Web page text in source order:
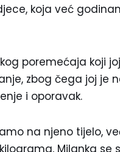
koja već
poremećaja koji
zbog čega joj je
i oporavak.
na njeno tijelo,
Milanka se